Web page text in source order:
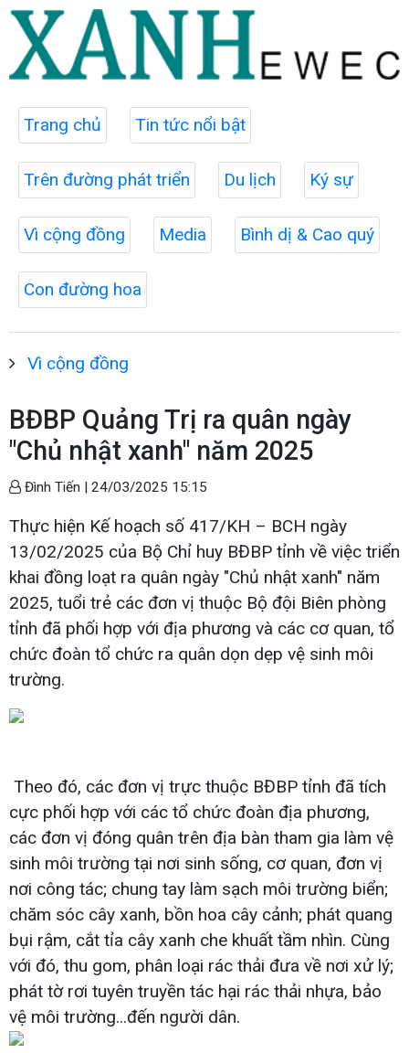
Trang chủ Tin tức nổi bật
Trên đường phát triển Du lịch Ký sự
Vì cộng đồng Media Bình dị & Cao quý
Con đường hoa
Vì cộng đồng
BĐBP Quảng Trị ra quân ngày
"Chủ nhật xanh" năm 2025
Đình Tiến | 24/03/2025 15:15
Thực hiện Kế hoạch số 417/KH – BCH ngày
13/02/2025 của Bộ Chỉ huy BĐBP tỉnh về việc triển
khai đồng loạt ra quân ngày "Chủ nhật xanh" năm
2025, tuổi trẻ các đơn vị thuộc Bộ đội Biên phòng
tỉnh đã phối hợp với địa phương và các cơ quan, tổ
chức đoàn tổ chức ra quân dọn dẹp vệ sinh môi
trường.
Theo đó, các đơn vị trực thuộc BĐBP tỉnh đã tích
cực phối hợp với các tổ chức đoàn địa phương,
các đơn vị đóng quân trên địa bàn tham gia làm vệ
sinh môi trường tại nơi sinh sống, cơ quan, đơn vị
nơi công tác; chung tay làm sạch môi trường biển;
chăm sóc cây xanh, bồn hoa cây cảnh; phát quang
bụi rậm, cắt tỉa cây xanh che khuất tầm nhìn. Cùng
với đó, thu gom, phân loại rác thải đưa về nơi xử lý;
phát tờ rơi tuyên truyền tác hại rác thải nhựa, bảo
vệ môi trường...đến người dân.